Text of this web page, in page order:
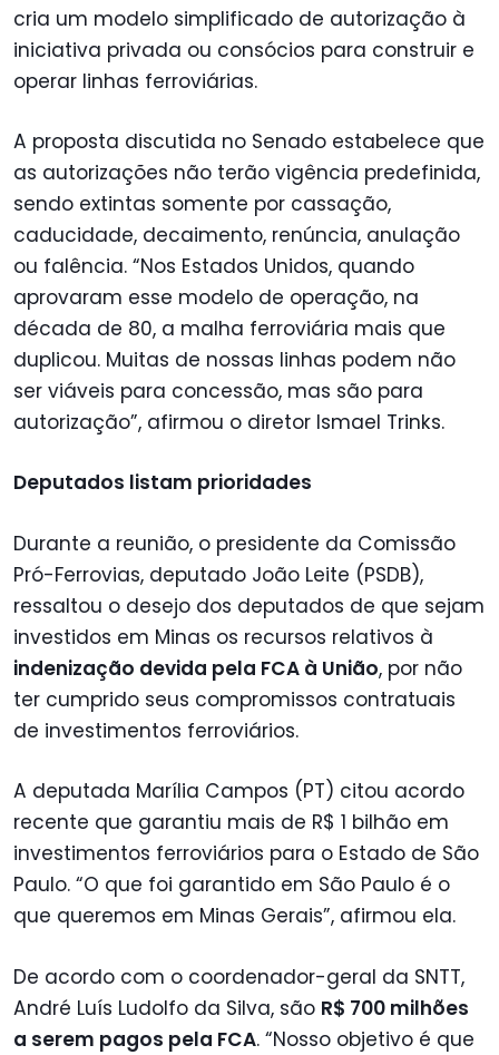
cria um modelo simplificado de autorização à
iniciativa privada ou consócios para construir e
operar linhas ferroviárias.
A proposta discutida no Senado estabelece que
as autorizações não terão vigência predefinida,
sendo extintas somente por cassação,
caducidade, decaimento, renúncia, anulação
ou falência. “Nos Estados Unidos, quando
aprovaram esse modelo de operação, na
década de 80, a malha ferroviária mais que
duplicou. Muitas de nossas linhas podem não
ser viáveis para concessão, mas são para
autorização”, afirmou o diretor Ismael Trinks.
Deputados listam prioridades
Durante a reunião, o presidente da Comissão
Pró-Ferrovias, deputado João Leite (PSDB),
ressaltou o desejo dos deputados de que sejam
investidos em Minas os recursos relativos à
indenização devida pela FCA à União, por não
ter cumprido seus compromissos contratuais
de investimentos ferroviários.
A deputada Marília Campos (PT) citou acordo
recente que garantiu mais de R$ 1 bilhão em
investimentos ferroviários para o Estado de São
Paulo. “O que foi garantido em São Paulo é o
que queremos em Minas Gerais”, afirmou ela.
De acordo com o coordenador-geral da SNTT,
André Luís Ludolfo da Silva, são R$ 700 milhões
a serem pagos pela FCA. “Nosso objetivo é que